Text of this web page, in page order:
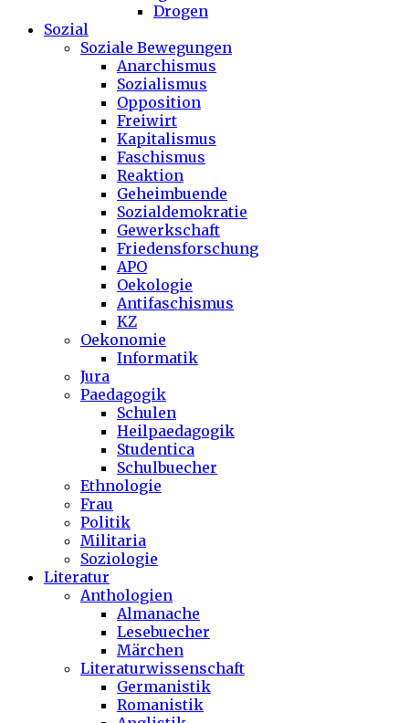
Drogen
Sozial
Soziale Bewegungen
Anarchismus
Sozialismus
Opposition
Freiwirt
Kapitalismus
Faschismus
Reaktion
Geheimbuende
Sozialdemokratie
Gewerkschaft
Friedensforschung
APO
Oekologie
Antifaschismus
KZ
Oekonomie
Informatik
Jura
Paedagogik
Schulen
Heilpaedagogik
Studentica
Schulbuecher
Ethnologie
Frau
Politik
Militaria
Soziologie
Literatur
Anthologien
Almanache
Lesebuecher
Märchen
Literaturwissenschaft
Germanistik
Romanistik